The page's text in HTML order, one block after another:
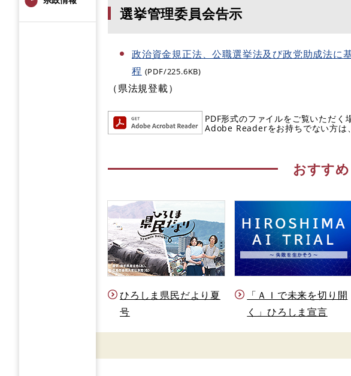
選挙管理委員会告示
政治資金規正法、公職選挙法及び政党助成法に
程 (PDF/225.6KB)
（県法規登載）
PDF形式のファイルをご覧いただ
Adobe Readerをお持ちでない方は
おすす
ひろしま県民だより夏
号
「ＡＩで未来を切り開
く」ひろしま宣言